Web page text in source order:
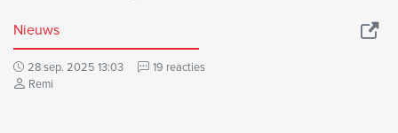
Nieuws
28 sep. 2025 13:03
19 reacties
Remi